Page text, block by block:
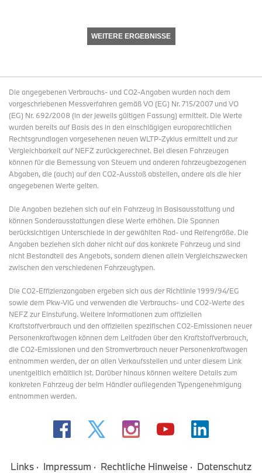
WEITERE ERGEBNISSE
Die angegebenen Verbrauchs- und CO2-Angaben wurden nach dem
vorgeschriebenen Messverfahren gemäß VO (EG) Nr. 715/2007 und VO
(EG) Nr. 692/2008 (in der jeweils gültigen Fassung) ermittelt. Die Werte
wurden bereits auf Basis des in den einschlägigen europarechtlichen
Rechtsgrundlagen vorgesehenen neuen WLTP-Zyklus ermittelt und zur
Vergleichbarkeit auf NEFZ zurückgerechnet. Bei diesen Fahrzeugen
können für die Bemessung von Steuern und anderen fahrzeugbezogenen
Abgaben, die (auch) auf den CO2-Ausstoß abstellen, andere als die hier
angegebenen Werte gelten.
Die Angaben beziehen sich auf ein Fahrzeug in Basisausstattung und
können Sonderausstattungen diese Werte erhöhen. Die Spannen
berücksichtigen Unterschiede in der gewählten Rad- und Reifengröße. Die
Angaben beziehen sich daher nicht auf das konkrete Fahrzeug und sind
nicht Bestandteil des Angebots, sondern dienen allein Vergleichszwecken
zwischen den verschiedenen Fahrzeugtypen.
Die CO2-Effizienzangaben ergeben sich aus der Richtlinie 1999/94/EG
sowie dem Pkw-VIG und verwenden die Verbrauchs- und CO2-Werte des
NEFZ zur Einstufung. Weitere Informationen zum offiziellen
Kraftstoffverbrauch und den offiziellen spezifischen CO2-Emissionen neuer
Personenkraftwagen können dem Leitfaden über den Kraftstoffverbrauch,
die CO2-Emissionen und den Stromverbrauch neuer Personenkraftwagen
entnommen werden, der an allen Verkaufsstellen und unter diesem Link
unentgeltlich erhältlich ist. Darüber hinaus können weitere Details zum
konkreten Fahrzeug der beim Händler aufliegenden Typengenehmigung
entnommen werden.
Links Impressum Rechtliche Hinweise
Datenschutz